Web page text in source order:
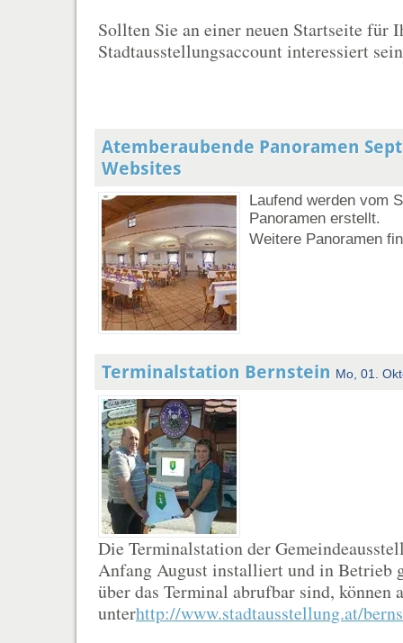
Sollten Sie an einer neuen Startseite für
Stadtausstellungsaccount interessiert
Atemberaubende Panoramen
Websites
Laufend werden vom
Panoramen erstellt.
Weitere Panoramen
Terminalstation Bernstein Mo, 01.
Die Terminalstation der
Anfang August installiert und in Betrieb
über das Terminal abrufbar sind, können
unterhttp://www.stadtausstellung.at/